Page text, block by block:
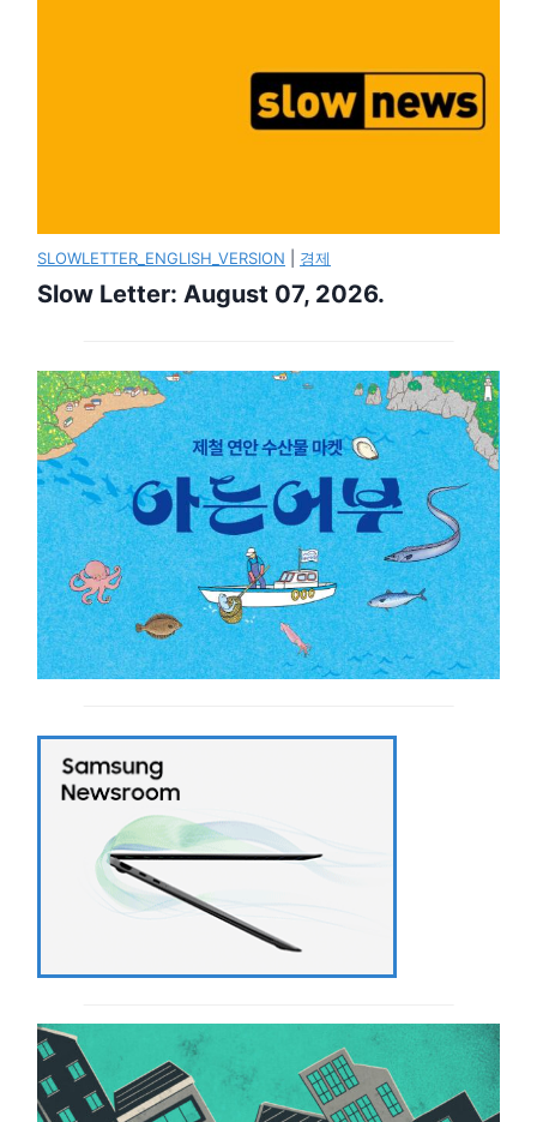
SLOWLETTER_ENGLISH_VERSION 경제
Slow Letter: August 07, 2026.